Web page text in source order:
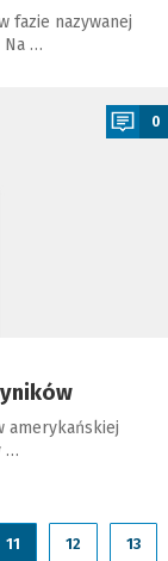
fazie nazywanej
Na …
0
amerykańskiej
…
11 12 13